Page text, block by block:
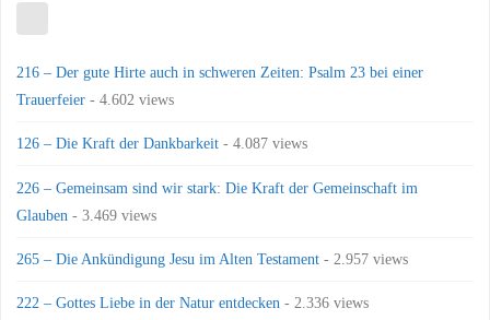
216 – Der gute Hirte auch in schweren Zeiten: Psalm 23 bei einer
Trauerfeier - 4.602 views
126 – Die Kraft der Dankbarkeit - 4.087 views
226 – Gemeinsam sind wir stark: Die Kraft der Gemeinschaft im
Glauben - 3.469 views
265 – Die Ankündigung Jesu im Alten Testament - 2.957 views
222 – Gottes Liebe in der Natur entdecken - 2.336 views